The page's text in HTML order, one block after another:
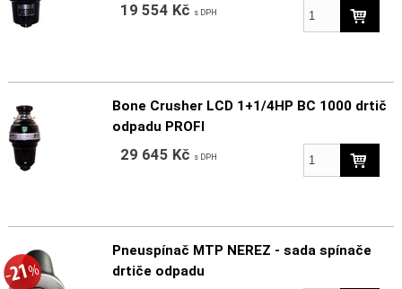
19 554 Kč s DPH
Bone Crusher LCD 1+1/4HP BC 1000 drtič
odpadu PROFI
29 645 Kč s DPH
Pneuspínač MTP NEREZ - sada spínače
drtiče odpadu